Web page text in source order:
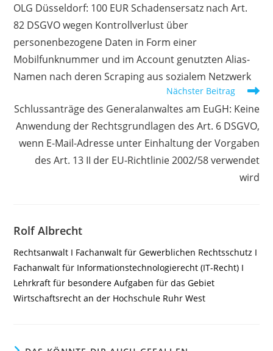
ansehen
OLG Düsseldorf: 100 EUR Schadensersatz nach Art.
82 DSGVO wegen Kontrollverlust über
personenbezogene Daten in Form einer
Mobilfunknummer und im Account genutzten Alias-
Namen nach deren Scraping aus sozialem Netzwerk
Nächster Beitrag
Schlussanträge des Generalanwaltes am EuGH: Keine
Anwendung der Rechtsgrundlagen des Art. 6 DSGVO,
wenn E-Mail-Adresse unter Einhaltung der Vorgaben
des Art. 13 II der EU-Richtlinie 2002/58 verwendet
wird
Rolf Albrecht
Rechtsanwalt I Fachanwalt für Gewerblichen Rechtsschutz I
Fachanwalt für Informationstechnologierecht (IT-Recht) I
Lehrkraft für besondere Aufgaben für das Gebiet
Wirtschaftsrecht an der Hochschule Ruhr West